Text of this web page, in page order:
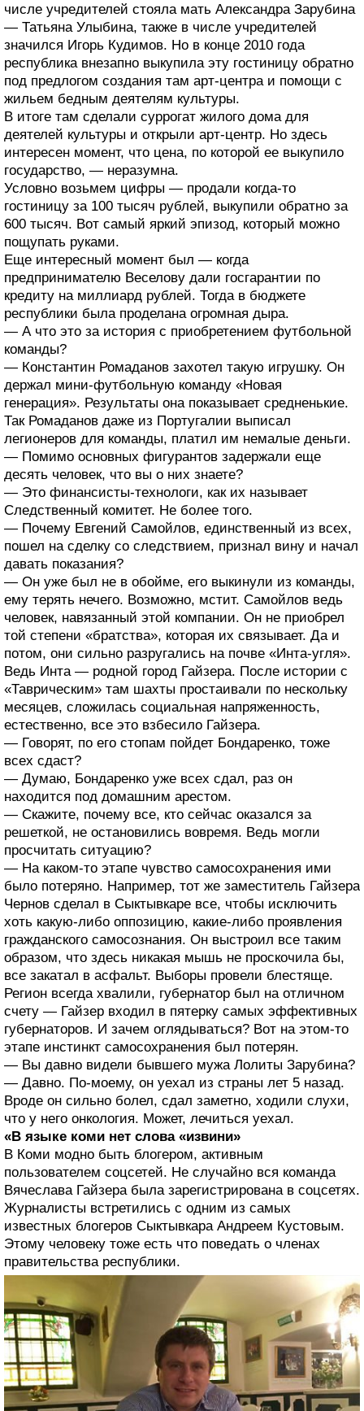
числе учредителей стояла мать Александра Зарубина
— Татьяна Улыбина, также в числе учредителей
значился Игорь Кудимов. Но в конце 2010 года
республика внезапно выкупила эту гостиницу обратно
под предлогом создания там арт-центра и помощи с
жильем бедным деятелям культуры.
В итоге там сделали суррогат жилого дома для
деятелей культуры и открыли арт-центр. Но здесь
интересен момент, что цена, по которой ее выкупило
государство, — неразумна.
Условно возьмем цифры — продали когда-то
гостиницу за 100 тысяч рублей, выкупили обратно за
600 тысяч. Вот самый яркий эпизод, который можно
пощупать руками.
Еще интересный момент был — когда
предпринимателю Веселову дали госгарантии по
кредиту на миллиард рублей. Тогда в бюджете
республики была проделана огромная дыра.
— А что это за история с приобретением футбольной
команды?
— Константин Ромаданов захотел такую игрушку. Он
держал мини-футбольную команду «Новая
генерация». Результаты она показывает средненькие.
Так Ромаданов даже из Португалии выписал
легионеров для команды, платил им немалые деньги.
— Помимо основных фигурантов задержали еще
десять человек, что вы о них знаете?
— Это финансисты-технологи, как их называет
Следственный комитет. Не более того.
— Почему Евгений Самойлов, единственный из всех,
пошел на сделку со следствием, признал вину и начал
давать показания?
— Он уже был не в обойме, его выкинули из команды,
ему терять нечего. Возможно, мстит. Самойлов ведь
человек, навязанный этой компании. Он не приобрел
той степени «братства», которая их связывает. Да и
потом, они сильно разругались на почве «Инта-угля».
Ведь Инта — родной город Гайзера. После истории с
«Таврическим» там шахты простаивали по нескольку
месяцев, сложилась социальная напряженность,
естественно, все это взбесило Гайзера.
— Говорят, по его стопам пойдет Бондаренко, тоже
всех сдаст?
— Думаю, Бондаренко уже всех сдал, раз он
находится под домашним арестом.
— Скажите, почему все, кто сейчас оказался за
решеткой, не остановились вовремя. Ведь могли
просчитать ситуацию?
— На каком-то этапе чувство самосохранения ими
было потеряно. Например, тот же заместитель Гайзера
Чернов сделал в Сыктывкаре все, чтобы исключить
хоть какую-либо оппозицию, какие-либо проявления
гражданского самосознания. Он выстроил все таким
образом, что здесь никакая мышь не проскочила бы,
все закатал в асфальт. Выборы провели блестяще.
Регион всегда хвалили, губернатор был на отличном
счету — Гайзер входил в пятерку самых эффективных
губернаторов. И зачем оглядываться? Вот на этом-то
этапе инстинкт самосохранения был потерян.
— Вы давно видели бывшего мужа Лолиты Зарубина?
— Давно. По-моему, он уехал из страны лет 5 назад.
Вроде он сильно болел, сдал заметно, ходили слухи,
что у него онкология. Может, лечиться уехал.
«В языке коми нет слова «извини»
В Коми модно быть блогером, активным
пользователем соцсетей. Не случайно вся команда
Вячеслава Гайзера была зарегистрирована в соцсетях.
Журналисты встретились с одним из самых
известных блогеров Сыктывкара Андреем Кустовым.
Этому человеку тоже есть что поведать о членах
правительства республики.